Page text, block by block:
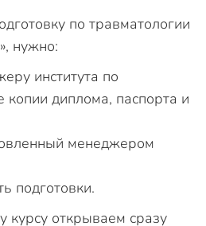
по травматологии
нужно:
института по
копии диплома, паспорта и
менеджером
подготовки.
курсу открываем сразу